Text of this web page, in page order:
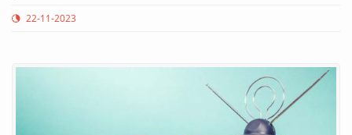
22-11-2023